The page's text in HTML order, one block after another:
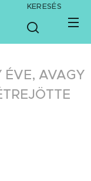
KERESÉS
ÉVE, AVAGY